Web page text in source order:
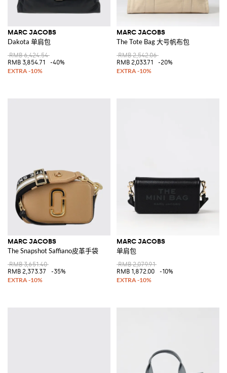
MARC JACOBS
Dakota 单肩包
RMB 6,424.54
RMB 3,854.71
-40%
MARC JACOBS
The Tote Bag 大号帆布包
RMB 2,542.06
RMB 2,033.71
-20%
MARC JACOBS
The Snapshot Saffiano皮革手袋
RMB 3,651.40
RMB 2,373.37
-35%
MARC JACOBS
单肩包
RMB 2,079.91
RMB 1,872.00
-10%